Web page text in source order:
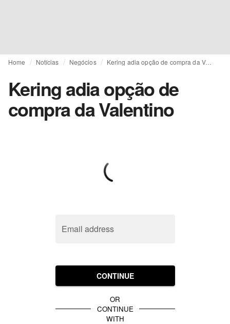
Home Notícias Negócios Kering adia opção de compra da Valentino
Kering adia opção de
compra da Valentino
Email address
CONTINUE
OR
CONTINUE
WITH